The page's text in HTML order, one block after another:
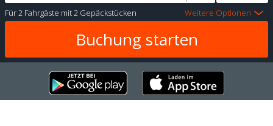
Für2 Fahrgäste mit2 Gepäckstücken Weitere Optionen